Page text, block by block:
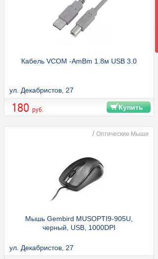
Кабель VCOM -AmBm 1.8м USB 3.0
ул. Декабристов, 27
180 руб. Купить
/ Оптические Мыши
Мышь Gembird MUSOPTI9-905U,
черный, USB, 1000DPI
ул. Декабристов, 27